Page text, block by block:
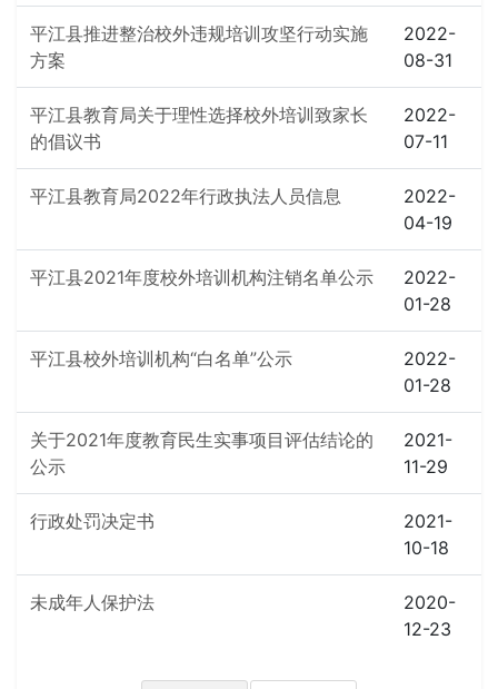
平江县推进整治校外违规培训攻坚行动实施
方案
2022-
08-31
平江县教育局关于理性选择校外培训致家长
的倡议书
2022-
07-11
平江县教育局2022年行政执法人员信息
2022-
04-19
平江县2021年度校外培训机构注销名单公示
2022-
01-28
平江县校外培训机构“白名单”公示
2022-
01-28
关于2021年度教育民生实事项目评估结论的
公示
2021-
11-29
行政处罚决定书
2021-
10-18
未成年人保护法
2020-
12-23